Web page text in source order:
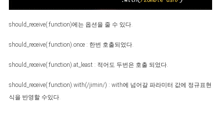
should_receive(:function)에는 옵션을 줄 수 있다.
should_receive(:function).once : 한번 호출되었다.
should_receive(:function).at_least : 적어도 두번은 호출 되었다.
should_receive(:function).with(/jimin/) : with에 넘어갈 파라미터 값에 정규표현
식을 반영할 수있다.